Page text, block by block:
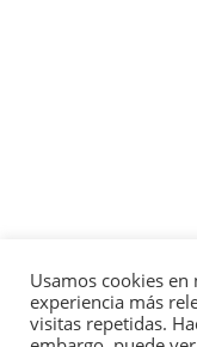
Usamos cookies
experiencia más
visitas repetidas.